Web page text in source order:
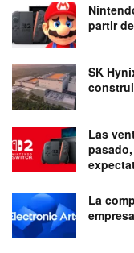
partir
SK
Las
La